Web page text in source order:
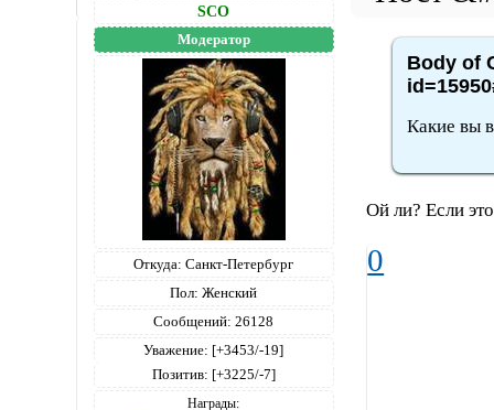
SCO
Модератор
Откуда: Санкт-Петербург
Пол: Женский
Сообщений: 26128
Уважение: [+3453/-19]
Позитив: [+3225/-7]
Награды:
Body of
Какие вы
Ой ли? Если
0